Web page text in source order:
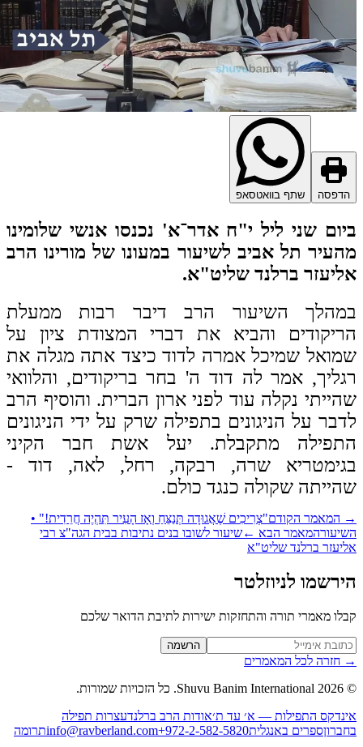
שתף בוואטסאפ
שני ליל י"ח אדר־א' נכנסו אנשי שלומינו
תל אביב לשיעור במעונו של מורינו הרב
ברלנד שליט"א.
השיעור הרב דיבר רבות ממעלת
והביא את דברי המצודת ציון על
שמיכל אמרה לדוד כיצד אתה מגלה את
אמר לה דוד ה' בחר בריקודים, והלוואי
נקלה עוד לפני ארון הברית. והוסיף הרב
על הניגונים בתפילה שרק על ידי הניגונים
מתקבלת. יעל אשת חבר הקיני
שרה, רבקה, רחל, לאה, דוד -
שקולה כנגד כולם.
המאמר הקודם"צְרִיכִים שֶׁאֲגוּדָה תְּנַצֵּחַ וְאָז הָעִיר תִּהְיֶה חֲרֵדִית!" •
המאמר הבא ← שיעור לשובו בנים נתיבות בבית הגה"צ רבי
ברלנד שליט"א
לניוזלטר
מאמרי תורה והתחזקות ישירות לתיבת הדואר שלכם
Website (leave הרשמה
חזרה לכל המאמרים
2026
Shuvu Banim International.
כל הזכויות שמורות.
התפילות — א׳ עד ת׳אודות הרב ברלנדעצרות תפילה
ספרים באנגלית info@ravberland.com+972-2-582-5820 תרומה